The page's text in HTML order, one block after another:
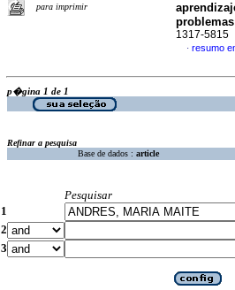
para imprimir
1317-5815
· resumo
p�gina 1 de 1
Refinar a pesquisa
Base de dados : article
Pesquisar
1
2
3